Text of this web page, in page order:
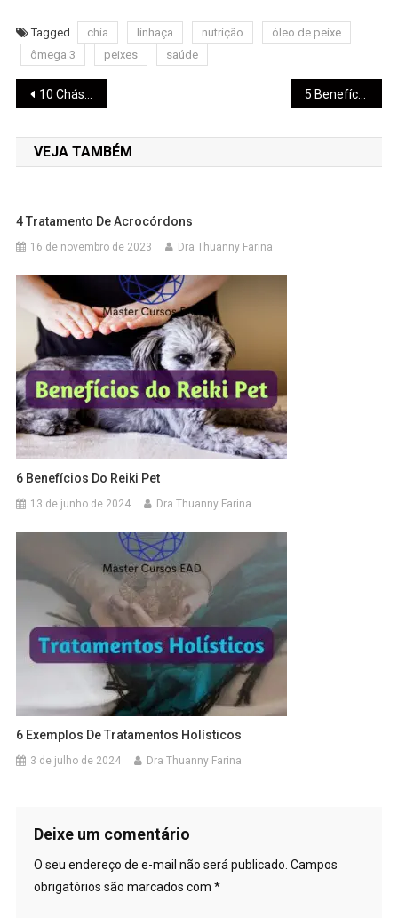
Tagged chia linhaça nutrição
óleo de peixe
ômega 3
peixes saúde
10 Chás Relaxantes
VEJA TAMBÉM
4 Tratamento De Acrocórdons
16 de novembro de 2023 Dra Thuanny Farina
6 Benefícios Do Reiki Pet
13 de junho de 2024 Dra Thuanny Farina
6 Exemplos De Tratamentos Holísticos
3 de julho de 2024 Dra Thuanny Farina
Deixe um comentário
O seu endereço de e-mail não será publicado. Campos
obrigatórios são marcados com *